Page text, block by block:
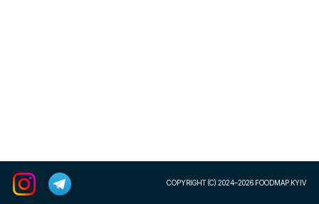
COPYRIGHT (C) 2024–2026 FOODMAP.KYIV